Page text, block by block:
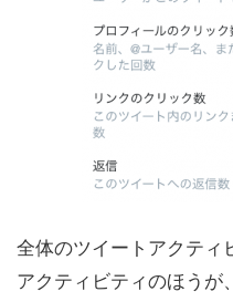
全体のツイートアクティ
アクティビティのほうが